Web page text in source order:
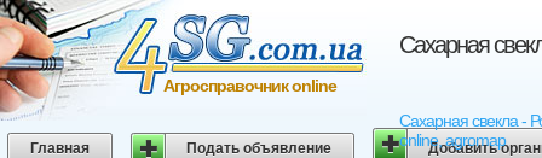
Сахарная
Сахарная свекла -
online, agromap
Агросправочник online
Главная Подать объявление Добавить